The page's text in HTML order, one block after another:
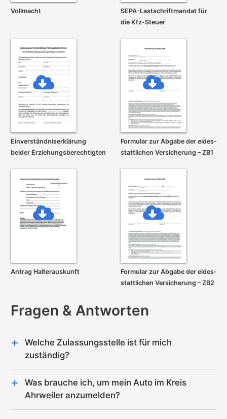
Vollmacht
SEPA-Lastschrift­mandat für
die Kfz-Steuer
Einverständnis­erklärung
beider Erziehungs­berechtigten
Formular zur Abgabe der eides­
stattlichen Versicherung – ZB1
Antrag Halterauskunft
Formular zur Abgabe der eides­
stattlichen Versicherung – ZB2
Fragen & Antworten
Welche Zulassungsstelle ist für mich
zuständig?
Im Kreis Ahrweiler gibt es genau 4 Zulassungsstellen
(Bad Neuenahr-Ahrweiler, Adenau, Niederzissen,
Sinzig).
Was brauche ich, um mein Auto im Kreis
Ahrweiler anzumelden?
Für die Zulassung eines Gebrauchtwagens im